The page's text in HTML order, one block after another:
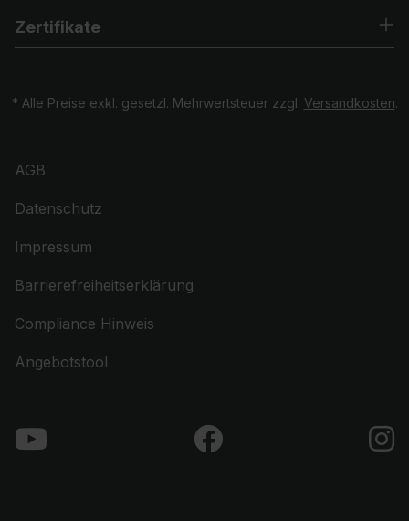
Zertifikate
* Alle Preise exkl. gesetzl. Mehrwertsteuer zzgl. Versandkosten.
AGB
Datenschutz
Impressum
Barrierefreiheitserklärung
Compliance Hinweis
Angebotstool